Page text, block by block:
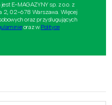
E-MAGAZYNY sp. z o.o. z
2, 02-678 Warszawa. Więcej
oraz przysługujących
oraz w Polityce